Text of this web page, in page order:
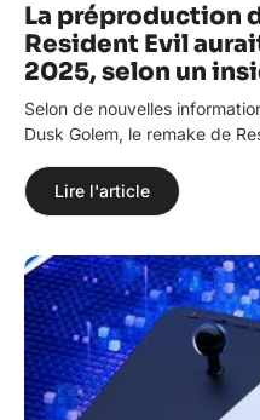
La préproduction
Resident Evil
2025, selon un
Selon de nouvelles
Dusk Golem, le remake de
Lire l'article